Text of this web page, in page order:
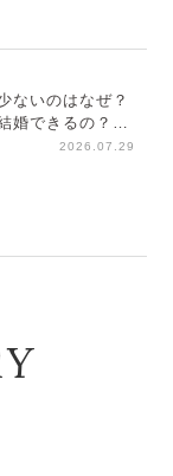
ないのはなぜ？
婚できるの？
2026.07.29